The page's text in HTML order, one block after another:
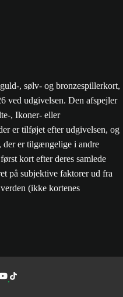
, sølv- og bronzespillerkort,
ved udgivelsen. Den afspejler
, Ikoner- eller
er tilføjet efter udgivelsen, og
der er tilgængelige i andre
kort efter deres samlede
på subjektive faktorer ud fra
(ikke kortenes